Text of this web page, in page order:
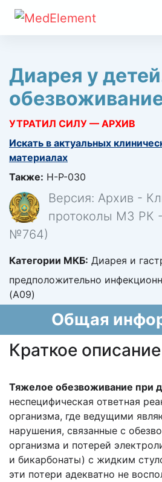
Диарея у
УТРАТИЛ СИЛУ — АРХИВ
Искать в актуальных
материалах
Также: H-P-030
Версия: Архив -
протоколы МЗ РК
№764)
Категории МКБ: Диарея и
предположительно
(A09)
Общая
Краткое описание
Тяжелое обезвоживание при
неспецифическая ответная
организма, где ведущими
нарушения, связанные с
организма и потерей
и бикарбонаты) с жидким
эти потери адекватно не